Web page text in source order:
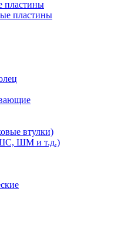
пластины
пластины
втулки)
ШМ и т.д.)